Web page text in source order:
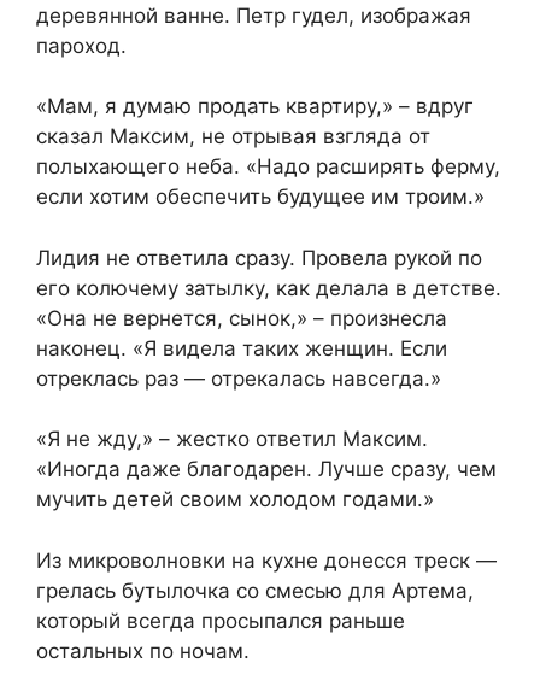
деревянной ванне. Петр гудел, изображая
пароход.
«Мам, я думаю продать квартиру,» – вдруг
сказал Максим, не отрывая взгляда от
полыхающего неба. «Надо расширять ферму,
если хотим обеспечить будущее им троим.»
Лидия не ответила сразу. Провела рукой по
его колючему затылку, как делала в детстве.
«Она не вернется, сынок,» – произнесла
наконец. «Я видела таких женщин. Если
отреклась раз — отрекалась навсегда.»
«Я не жду,» – жестко ответил Максим.
«Иногда даже благодарен. Лучше сразу, чем
мучить детей своим холодом годами.»
Из микроволновки на кухне донесся треск —
грелась бутылочка со смесью для Артема,
который всегда просыпался раньше
остальных по ночам.